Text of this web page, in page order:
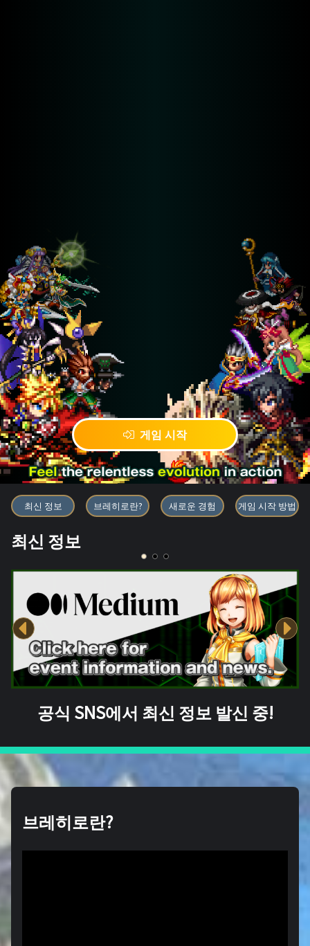
게임 시작
블록체인 게임 「BRAVE
최신 정보 브레히로란? 새로운 경험 게임 시작 방법
최신 정보
공식 SNS에서 최신 정보 발신 중!
브레히로란?